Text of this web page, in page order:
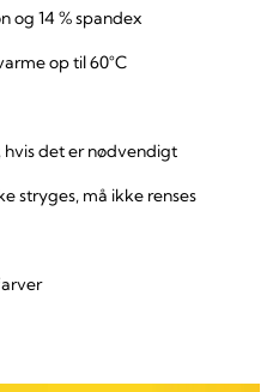
og 14 % spandex
op til 60°C
hvis det er nødvendigt
stryges, må ikke renses